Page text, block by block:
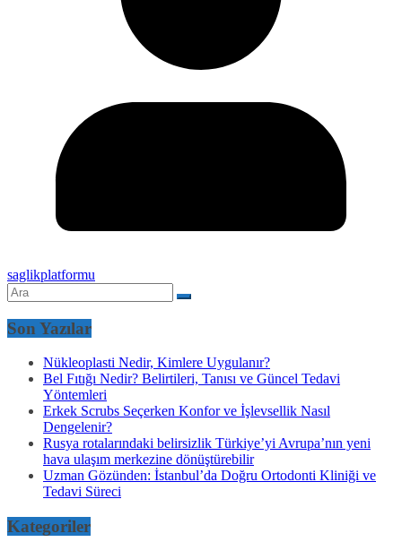
saglikplatformu
Son Yazılar
Nükleoplasti Nedir, Kimlere Uygulanır?
Bel Fıtığı Nedir? Belirtileri, Tanısı ve Güncel Tedavi
Yöntemleri
Erkek Scrubs Seçerken Konfor ve İşlevsellik Nasıl
Dengelenir?
Rusya rotalarındaki belirsizlik Türkiye’yi Avrupa’nın yeni
hava ulaşım merkezine dönüştürebilir
Uzman Gözünden: İstanbul’da Doğru Ortodonti Kliniği ve
Tedavi Süreci
Kategoriler